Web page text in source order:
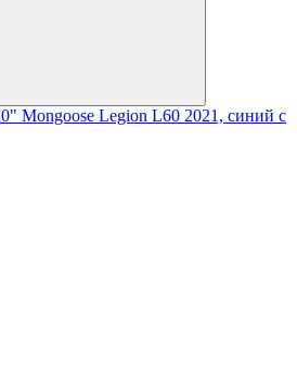
Mongoose Legion L60 2021, синий с